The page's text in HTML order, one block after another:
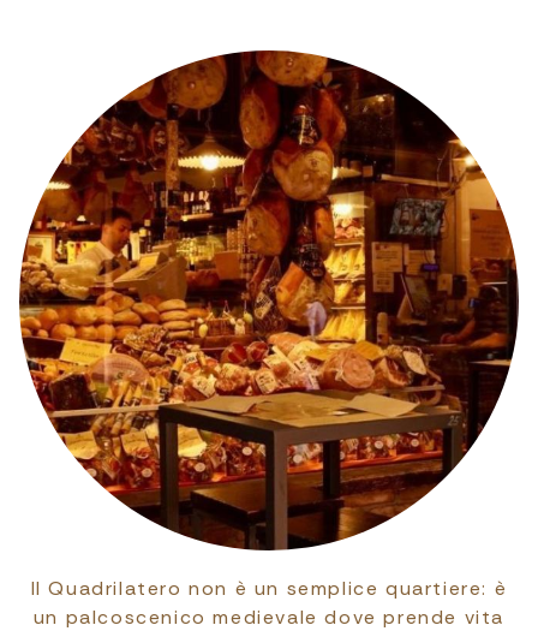
quartiere: è
dove prende vita
Bologna è conosciuta
sua anima medievale ma